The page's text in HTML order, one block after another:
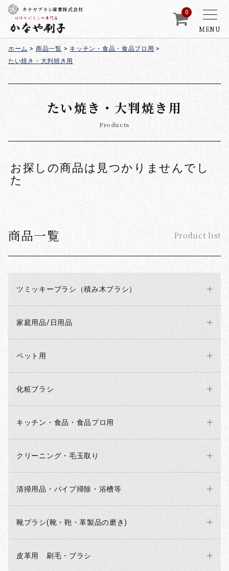
MENU
カナヤブラシ産業株式会社 0
ホーム > 商品一覧 > キッチン・食品・食品プロ用 >
たい焼き・大判焼き用
商品一覧 Product list
ツミッキーブラシ（積み木ブラシ）
家庭用品/日用品
ペット用
化粧ブラシ
キッチン・食品・食品プロ用
クリーニング・毛玉取り
清掃用品・パイプ掃除・浴槽等
靴ブラシ(靴・鞄・革製品の磨き)
皮革用 刷毛・ブラシ
たい焼き・大判焼き用
Products
お探しの商品は見つかりませんでし
た